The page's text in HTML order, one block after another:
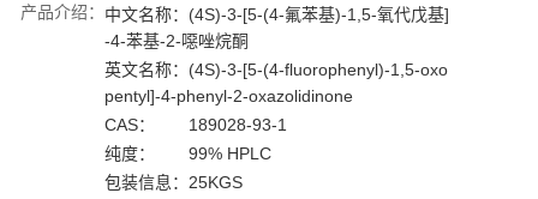
产品介绍： 中文名称： (4S)-3-[5-(4-氟苯基)-1,5-氧代戊基]
-4-苯基-2-噁唑烷酮
英文名称： (4S)-3-[5-(4-fluorophenyl)-1,5-oxo
pentyl]-4-phenyl-2-oxazolidinone
CAS：
189028-93-1
纯度：
99% HPLC
包装信息： 25KGS